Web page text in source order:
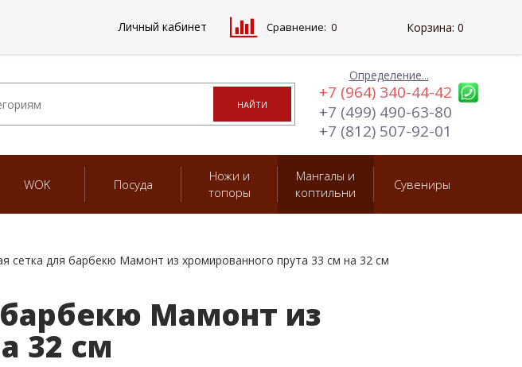
Определение...
+7 (964) 340-44-42
+7 (499) 490-63-80
+7 (812) 507-92-01
WOK Посуда
Ножи и
топоры
Мангалы и
коптильни
Сувениры
сетка для барбекю Мамонт из хромированного прута 33 см на 32 см
Мамонт из
32 см
Личный кабинет Сравнение: 0 Корзина: 0